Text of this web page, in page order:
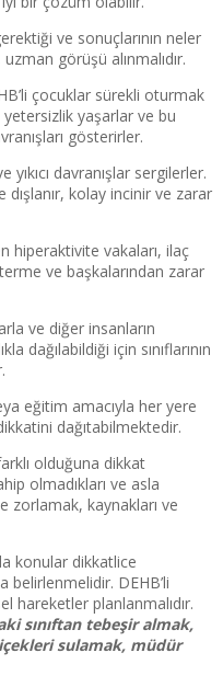
ve sonuçlarının neler
görüşü alınmalıdır.
çocuklar sürekli oturmak
yaşarlar ve bu
gösterirler.
yıkıcı davranışlar sergilerler.
dışlanır, kolay incinir ve zarar
hiperaktivite vakaları, ilaç
ve başkalarından zarar
ve diğer insanların
dağılabildiği için sınıflarının
eğitim amacıyla her yere
dağıtabilmektedir.
olduğuna dikkat
olmadıkları ve asla
zorlamak, kaynakları ve
konular dikkatlice
belirlenmelidir. DEHB’li
hareketler planlanmalıdır.
sınıftan tebeşir almak,
sulamak, müdür